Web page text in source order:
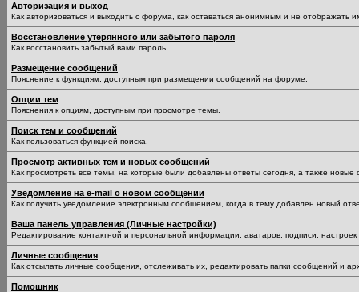
Авторизация и выход
Как авторизоваться и выходить с форума, как оставаться анонимным и не отображать
Восстановление утерянного или забытого пароля
Как восстановить забытый вами пароль.
Размещение сообщений
Пояснение к функциям, доступным при размещении сообщений на форуме.
Опции тем
Пояснения к опциям, доступным при просмотре темы.
Поиск тем и сообщений
Как пользоваться функцией поиска.
Просмотр активных тем и новых сообщений
Как просмотреть все темы, на которые были добавлены ответы сегодня, а также
Уведомление на е-mail о новом сообщении
Как получить уведомление электронным сообщением, когда в тему добавлен новый
Ваша панель управления (Личные настройки)
Редактирование контактной и персональной информации, аватаров, подписи,
Личные сообщения
Как отсылать личные сообщения, отслеживать их, редактировать папки сообщений и
Помошник